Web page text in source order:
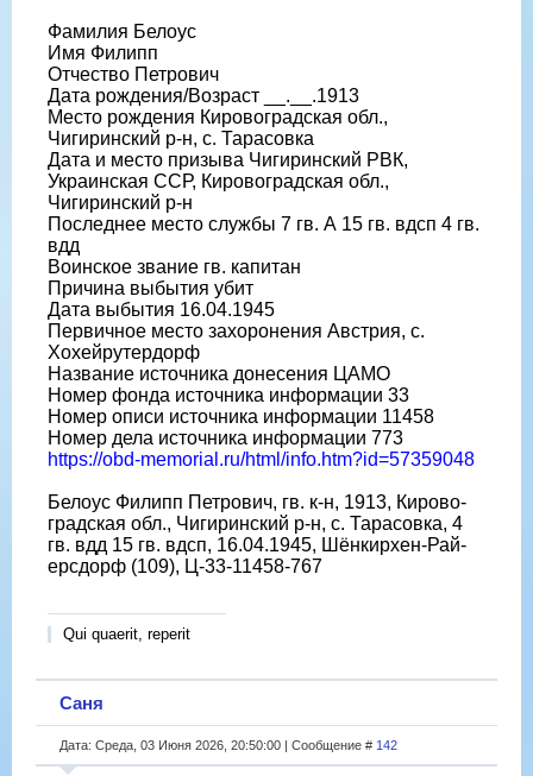
Фамилия Белоус
Имя Филипп
Отчество Петрович
Дата рождения/Возраст __.__.1913
Место рождения Кировоградская обл.,
Чигиринский р-н, с. Тарасовка
Дата и место призыва Чигиринский РВК,
Украинская ССР, Кировоградская обл.,
Чигиринский р-н
Последнее место службы 7 гв. А 15 гв. вдсп 4 гв.
вдд
Воинское звание гв. капитан
Причина выбытия убит
Дата выбытия 16.04.1945
Первичное место захоронения Австрия, с.
Хохейрутердорф
Название источника донесения ЦАМО
Номер фонда источника информации 33
Номер описи источника информации 11458
Номер дела источника информации 773
https://obd-memorial.ru/html/info.htm?id=57359048
Белоус Филипп Петрович, гв. к-н, 1913, Кирово-
градская обл., Чигиринский р-н, с. Тарасовка, 4
гв. вдд 15 гв. вдсп, 16.04.1945, Шёнкирхен-Рай-
ерсдорф (109), Ц-33-11458-767
Qui quaerit, reperit
Саня
Дата: Среда, 03 Июня 2026, 20:50:00 | Сообщение # 142